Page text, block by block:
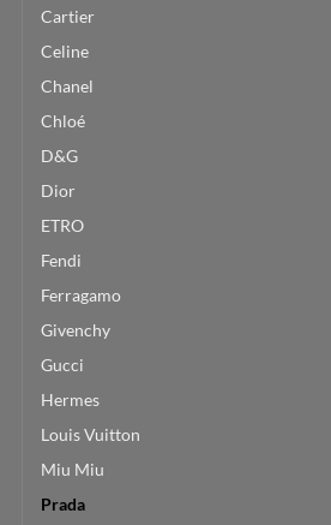
Cartier
Celine
Chanel
Chloé
D&G
Dior
ETRO
Fendi
Ferragamo
Givenchy
Gucci
Hermes
Louis Vuitton
Miu Miu
Prada